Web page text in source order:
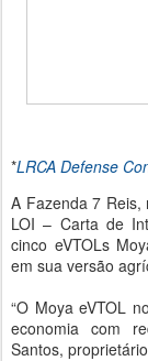
*LRCA Defense
A Fazenda 7
LOI – Carta de
cinco eVTOLs
em sua versão
“O Moya eVTOL
economia com
Santos,